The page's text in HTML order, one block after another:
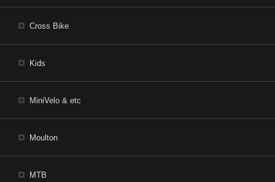
Cross Bike
Kids
MiniVelo & etc
Moulton
MTB